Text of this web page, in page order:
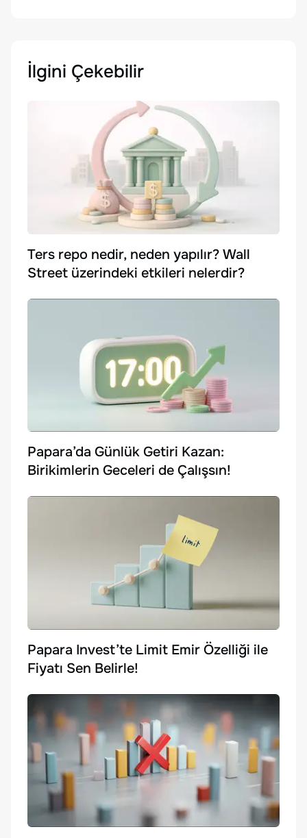
İlgini Çekebilir
Ters repo nedir, neden yapılır? Wall
Street üzerindeki etkileri nelerdir?
Papara’da Günlük Getiri Kazan:
Birikimlerin Geceleri de Çalışsın!
Papara Invest’te Limit Emir Özelliği ile
Fiyatı Sen Belirle!